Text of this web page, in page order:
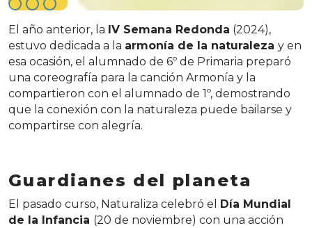
El año anterior, la IV Semana Redonda (2024),
estuvo dedicada a la armonía de la naturaleza y en
esa ocasión, el alumnado de 6º de Primaria preparó
una coreografía para la canción Armonía y la
compartieron con el alumnado de 1º, demostrando
que la conexión con la naturaleza puede bailarse y
compartirse con alegría.
Guardianes del planeta
El pasado curso, Naturaliza celebró el Día Mundial
de la Infancia (20 de noviembre) con una acción